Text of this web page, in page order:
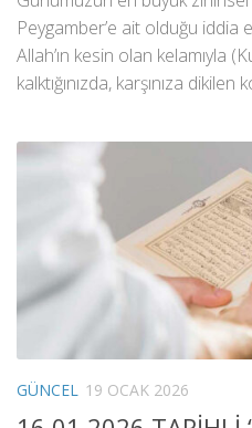
Peygamber’e ait olduğu
Allah’ın kesin olan kelamıyla
kalktığınızda, karşınıza dikilen
GÜNCEL 19 OCAK 2026